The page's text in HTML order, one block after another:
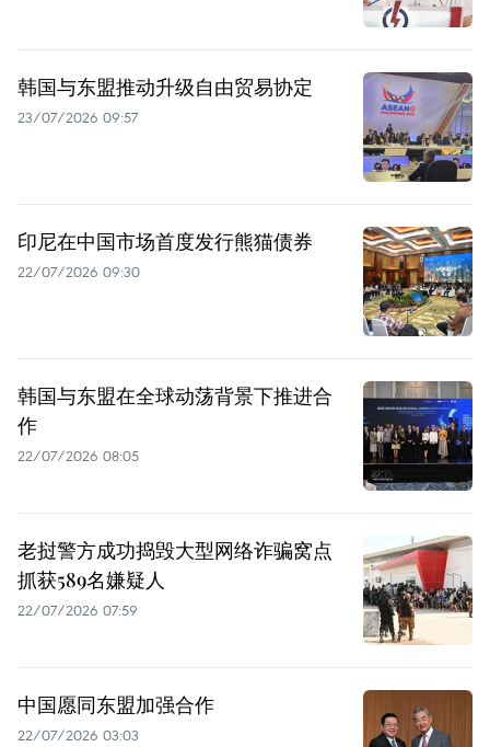
韩国与东盟推动升级自由贸易协定
23/07/2026 09:57
印尼在中国市场首度发行熊猫债券
22/07/2026 09:30
韩国与东盟在全球动荡背景下推进合
作
22/07/2026 08:05
老挝警方成功捣毁大型网络诈骗窝点
抓获589名嫌疑人
22/07/2026 07:59
中国愿同东盟加强合作
22/07/2026 03:03